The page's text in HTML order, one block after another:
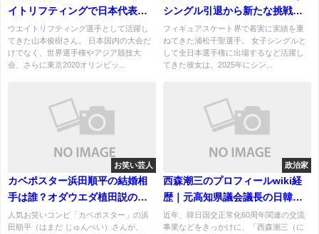
イトリフティングで日本代表と
して活躍した経歴や実績を紹介
ウエイトリフティング選手として活躍し
てきた山本俊樹さん。 日本国内の大会だ
けでなく、世界選手権やアジア競技大
会、さらに東京2020オリンピッ...
シングル引退から新たな挑戦ま
での軌跡
フィギュアスケート界で着実に実績を重
ねてきた浦松千聖選手。 女子シングルと
して全日本選手権に出場するなど活躍し
てきた彼女は、2025年にシン...
お笑い芸人
カベポスター浜田順平の結婚相
手は誰？オダウエダ植田説の真
相や馴れ初めを調査！
人気お笑いコンビ「カベポスター」の浜
田順平（はまだ じゅんぺい）さんが、
政治家
西森潮三のプロフィールwiki経
歴｜元高知県議会議長の日韓交
流への功績を徹底解説
近年、韓日国交正常化60周年関連の交流
事業などをきっかけに、「西森潮三（に